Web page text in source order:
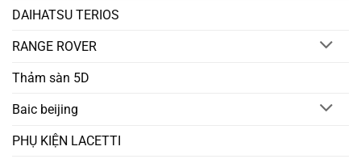
DAIHATSU TERIOS
RANGE ROVER
Thảm sàn 5D
Baic beijing
PHỤ KIỆN LACETTI